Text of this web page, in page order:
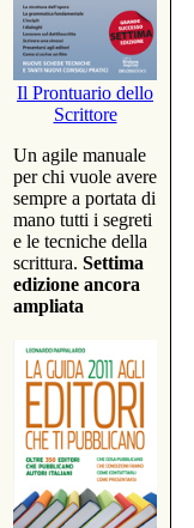
Il Prontuario dello
Scrittore
Un agile manuale
per chi vuole avere
sempre a portata di
mano tutti i segreti
e le tecniche della
scrittura. Settima
edizione ancora
ampliata